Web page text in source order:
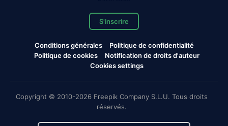
S'inscrire
Conditions générales
Politique de confidentialité
Politique de cookies
Notification de droits d'auteur
Cookies settings
Copyright © 2010-2026 Freepik Company S.L.U. Tous droits
réservés.